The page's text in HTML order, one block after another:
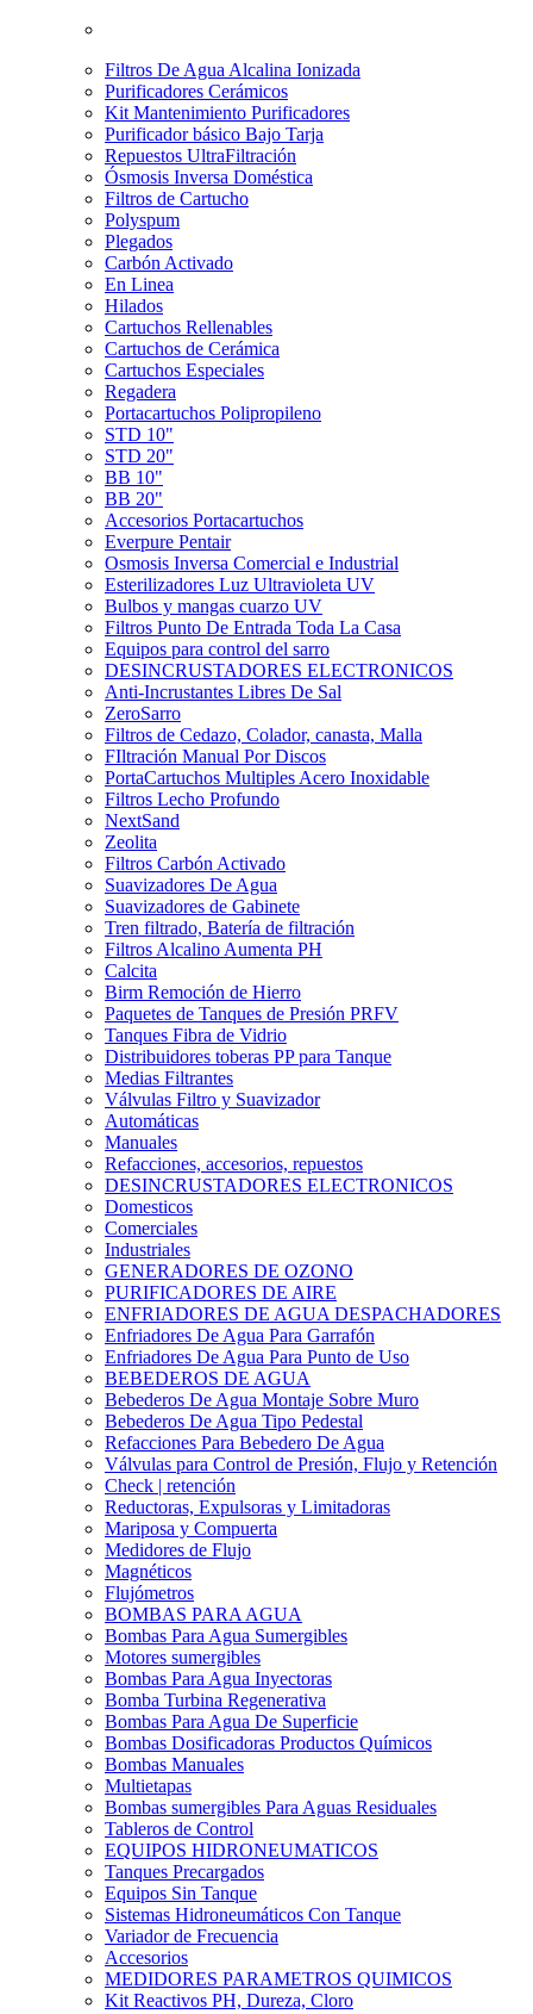
Filtros De Agua Alcalina Ionizada
Purificadores Cerámicos
Kit Mantenimiento Purificadores
Purificador básico Bajo Tarja
Repuestos UltraFiltración
Ósmosis Inversa Doméstica
Filtros de Cartucho
Polyspum
Plegados
Carbón Activado
En Linea
Hilados
Cartuchos Rellenables
Cartuchos de Cerámica
Cartuchos Especiales
Regadera
Portacartuchos Polipropileno
STD 10"
STD 20"
BB 10"
BB 20"
Accesorios Portacartuchos
Everpure Pentair
Osmosis Inversa Comercial e Industrial
Esterilizadores Luz Ultravioleta UV
Bulbos y mangas cuarzo UV
Filtros Punto De Entrada Toda La Casa
Equipos para control del sarro
DESINCRUSTADORES ELECTRONICOS
Anti-Incrustantes Libres De Sal
ZeroSarro
Filtros de Cedazo, Colador, canasta, Malla
FIltración Manual Por Discos
PortaCartuchos Multiples Acero Inoxidable
Filtros Lecho Profundo
NextSand
Zeolita
Filtros Carbón Activado
Suavizadores De Agua
Suavizadores de Gabinete
Tren filtrado, Batería de filtración
Filtros Alcalino Aumenta PH
Calcita
Birm Remoción de Hierro
Paquetes de Tanques de Presión PRFV
Tanques Fibra de Vidrio
Distribuidores toberas PP para Tanque
Medias Filtrantes
Válvulas Filtro y Suavizador
Automáticas
Manuales
Refacciones, accesorios, repuestos
DESINCRUSTADORES ELECTRONICOS
Domesticos
Comerciales
Industriales
GENERADORES DE OZONO
PURIFICADORES DE AIRE
ENFRIADORES DE AGUA DESPACHADORES
Enfriadores De Agua Para Garrafón
Enfriadores De Agua Para Punto de Uso
BEBEDEROS DE AGUA
Bebederos De Agua Montaje Sobre Muro
Bebederos De Agua Tipo Pedestal
Refacciones Para Bebedero De Agua
Válvulas para Control de Presión, Flujo y Retención
Check | retención
Reductoras, Expulsoras y Limitadoras
Mariposa y Compuerta
Medidores de Flujo
Magnéticos
Flujómetros
BOMBAS PARA AGUA
Bombas Para Agua Sumergibles
Motores sumergibles
Bombas Para Agua Inyectoras
Bomba Turbina Regenerativa
Bombas Para Agua De Superficie
Bombas Dosificadoras Productos Químicos
Bombas Manuales
Multietapas
Bombas sumergibles Para Aguas Residuales
Tableros de Control
EQUIPOS HIDRONEUMATICOS
Tanques Precargados
Equipos Sin Tanque
Sistemas Hidroneumáticos Con Tanque
Variador de Frecuencia
Accesorios
MEDIDORES PARAMETROS QUIMICOS
Kit Reactivos PH, Dureza, Cloro